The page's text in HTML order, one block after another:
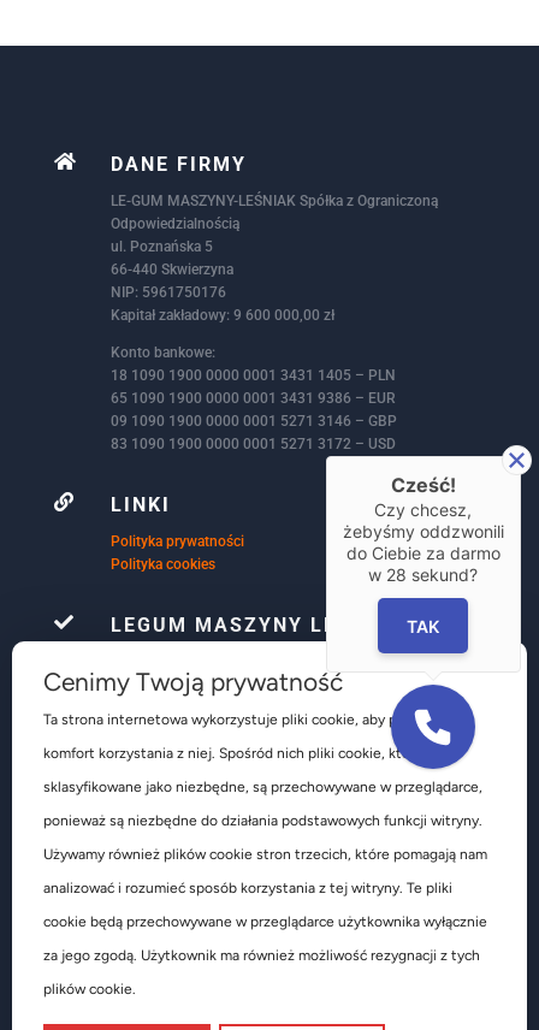
 DANE FIRMY
LE-GUM MASZYNY-LEŚNIAK Spółka z Ograniczoną
Odpowiedzialnością
ul. Poznańska 5
66-440 Skwierzyna
NIP: 5961750176
Kapitał zakładowy: 9 600 000,00 zł
Konto bankowe:
18 1090 1900 0000 0001 3431 1405 – PLN
65 1090 1900 0000 0001 3431 9386 – EUR
09 1090 1900 0000 0001 5271 3146 – GBP
83 1090 1900 0000 0001 5271 3172 – USD
 LINKI
Polityka prywatności
Polityka cookies
 LEGUM MASZYNY LEŚNIAK
kompleksowym wyposażeniem warsztatów
samochodowych głównie w obsłudze ogumienia są to
głównie urządzenia do obsługi kół osobowych
dostawczych ciężarowych autobusów pojazdów
Cenimy Twoją prywatność
Ta strona internetowa wykorzystuje pliki cookie, aby poprawić
komfort korzystania z niej. Spośród nich pliki cookie, które są
sklasyfikowane jako niezbędne, są przechowywane w przeglądarce,
ponieważ są niezbędne do działania podstawowych funkcji witryny.
Używamy również plików cookie stron trzecich, które pomagają nam
analizować i rozumieć sposób korzystania z tej witryny. Te pliki
cookie będą przechowywane w przeglądarce użytkownika wyłącznie
za jego zgodą. Użytkownik ma również możliwość rezygnacji z tych
plików cookie.
Cześć!
Czy chcesz,
żebyśmy oddzwonili
do Ciebie za darmo
w 28 sekund?
TAK